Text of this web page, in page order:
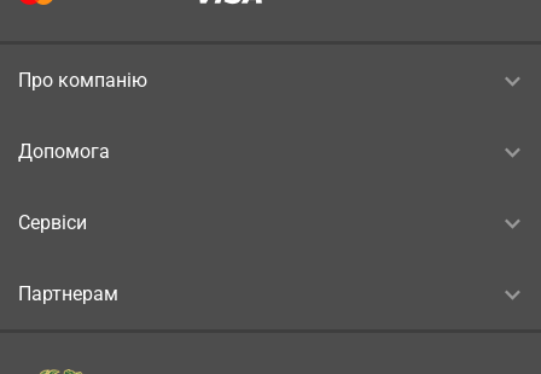
Про компанію
Допомога
Сервіси
Партнерам